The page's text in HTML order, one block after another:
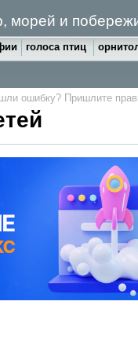
морей и
голоса птиц
ошибку? Пришлите